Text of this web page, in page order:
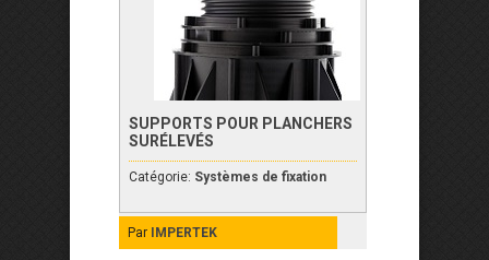
SUPPORTS POUR PLANCHERS
SURÉLEVÉS
Catégorie: Systèmes de fixation
Par IMPERTEK